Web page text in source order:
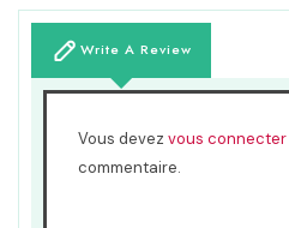
Write A Review
Vous devez vous connecter
commentaire.